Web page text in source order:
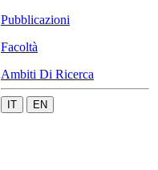
Pubblicazioni
Facoltà
Ambiti Di Ricerca
IT EN